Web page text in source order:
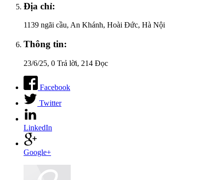
Địa chỉ:
1139 ngãi cầu, An Khánh, Hoài Đức, Hà Nội
Thông tin:
23/6/25, 0 Trả lời, 214 Đọc
Facebook
Twitter
LinkedIn
Google+